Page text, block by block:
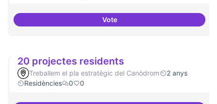
VoteCanòdrom com a espai de
20 projectes residents
Treballem el pla estratègic del Canòdrom
2 anys
Residències
0 0